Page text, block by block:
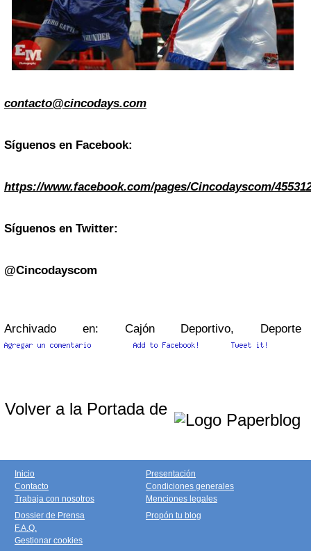
contacto@cincodays.com
Síguenos en Facebook:
https://www.facebook.com/pages/Cincodayscom/
Síguenos en Twitter:
@Cincodayscom
Archivado en: Cajón Deportivo, Deporte
Volver a la Portada de
Inicio
Contacto
Trabaja con nosotros
Presentación
Condiciones generales
Menciones legales
Dossier de Prensa
F.A.Q.
Gestionar cookies
Propón tu blog